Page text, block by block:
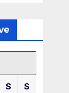
S S